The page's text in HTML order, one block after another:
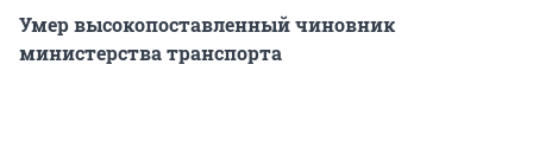
Умер высокопоставленный чиновник
министерства транспорта